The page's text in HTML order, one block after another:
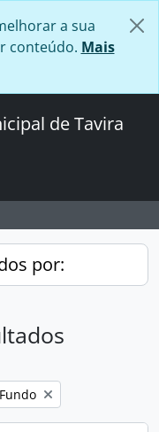
a sua
conteúdo. Mais
de Tavira
por:
Remove filter:
Fundo